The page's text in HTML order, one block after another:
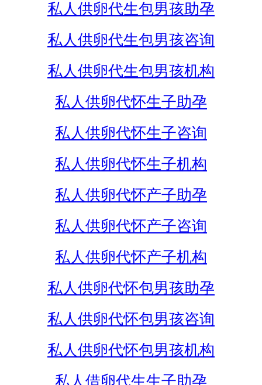
私人供卵代生包男孩助孕
私人供卵代生包男孩咨询
私人供卵代生包男孩机构
私人供卵代怀生子助孕
私人供卵代怀生子咨询
私人供卵代怀生子机构
私人供卵代怀产子助孕
私人供卵代怀产子咨询
私人供卵代怀产子机构
私人供卵代怀包男孩助孕
私人供卵代怀包男孩咨询
私人供卵代怀包男孩机构
私人借卵代生生子助孕